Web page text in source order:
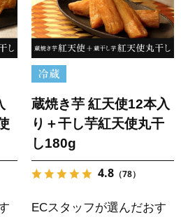
蔵焼き芋 紅天使12本入
り＋干し芋紅天使丸干
し180g
4.8 （78）
ECスタッフが選んだおす